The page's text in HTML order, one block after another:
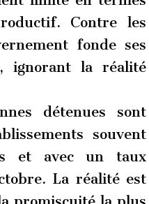
Contre les
fonde ses
ignorant la réalité
détenues sont
souvent
et avec un taux
La réalité est